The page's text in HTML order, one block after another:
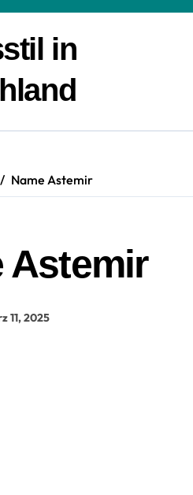
in
Name Astemir
Astemir
11, 2025